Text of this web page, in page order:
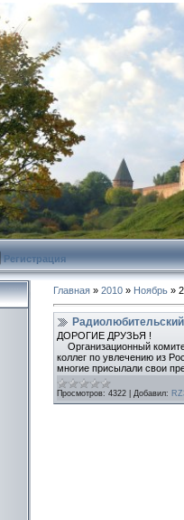
Регистрация
Главная » 2010 » Ноябрь »
ДОРОГИЕ ДРУЗЬЯ !
Организационный
коллег по увлечению из
многие присылали свои
Просмотров: 4322 Добавил: